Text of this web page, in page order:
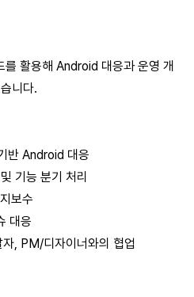
활용해 Android 대응과 운영 개
니다.
반 Android 대응
기능 분기 처리
보수
대응
, PM/디자이너와의 협업